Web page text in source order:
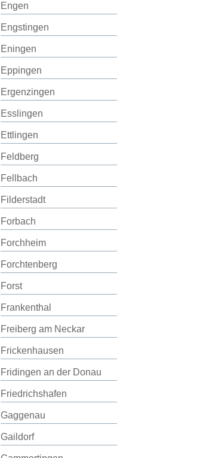
Engen
Engstingen
Eningen
Eppingen
Ergenzingen
Esslingen
Ettlingen
Feldberg
Fellbach
Filderstadt
Forbach
Forchheim
Forchtenberg
Forst
Frankenthal
Freiberg am Neckar
Frickenhausen
Fridingen an der Donau
Friedrichshafen
Gaggenau
Gaildorf